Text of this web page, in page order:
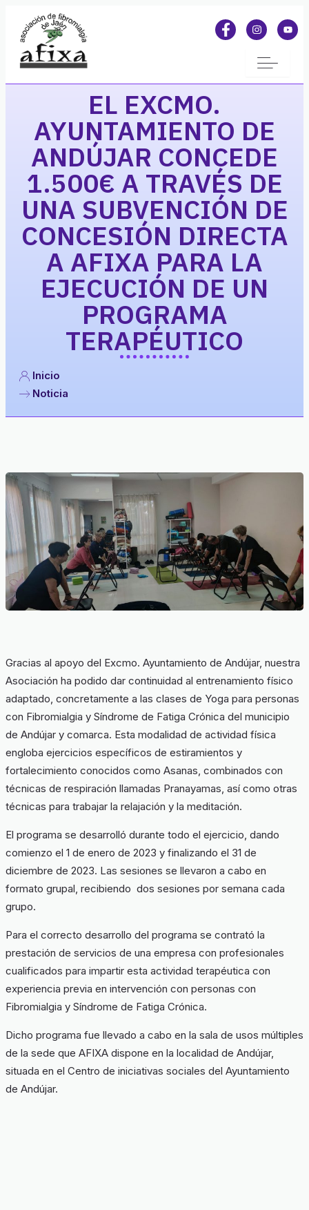
EL EXCMO.
AYUNTAMIENTO DE
ANDÚJAR CONCEDE
1.500€ A TRAVÉS DE
UNA SUBVENCIÓN DE
CONCESIÓN DIRECTA
A AFIXA PARA LA
EJECUCIÓN DE UN
PROGRAMA
TERAPÉUTICO
Inicio
Noticia
Gracias al apoyo del Excmo. Ayuntamiento de Andújar, nuestra
Asociación ha podido dar continuidad al entrenamiento físico
adaptado, concretamente a las clases de Yoga para personas
con Fibromialgia y Síndrome de Fatiga Crónica del municipio
de Andújar y comarca. Esta modalidad de actividad física
engloba ejercicios específicos de estiramientos y
fortalecimiento conocidos como Asanas, combinados con
técnicas de respiración llamadas Pranayamas, así como otras
técnicas para trabajar la relajación y la meditación.
El programa se desarrolló durante todo el ejercicio, dando
comienzo el 1 de enero de 2023 y finalizando el 31 de
diciembre de 2023. Las sesiones se llevaron a cabo en
formato grupal, recibiendo dos sesiones por semana cada
grupo.
Para el correcto desarrollo del programa se contrató la
prestación de servicios de una empresa con profesionales
cualificados para impartir esta actividad terapéutica con
experiencia previa en intervención con personas con
Fibromialgia y Síndrome de Fatiga Crónica.
Dicho programa fue llevado a cabo en la sala de usos múltiples
de la sede que AFIXA dispone en la localidad de Andújar,
situada en el Centro de iniciativas sociales del Ayuntamiento
de Andújar.